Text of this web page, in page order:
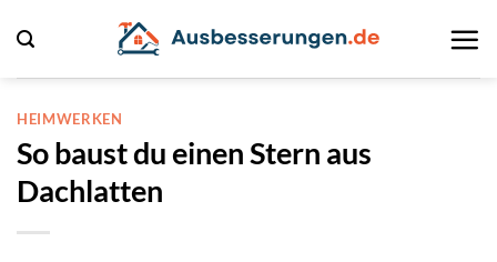
Inhalt
springen
HEIMWERKEN
So baust du einen Stern aus
Dachlatten